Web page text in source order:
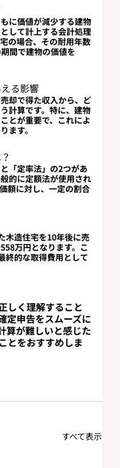
に価値が減少する建物
して計上する会計処理
の場合、その耐用年数
間で建物の価値を
る影響
却で得た収入から、ど
計算です。特に、建物
とが重要で、これによ
ます。
「定率法」の2つがあ
的に定額法が使用され
額に対し、一定の割合
木造住宅を10年後に売
万円となります。こ
終的な取得費用として
しく理解すること
定申告をスムーズに
算が難しいと感じた
とをおすすめしま
すべて表示